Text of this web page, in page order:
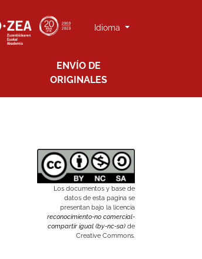
Idioma
ENVÍO DE
ORIGINALES
Los documentos y base de
datos de esta pagina se
presentan bajo la licencia
reconocimiento-no comercial-
compartir igual (by-nc-sa) de
Creative Commons.